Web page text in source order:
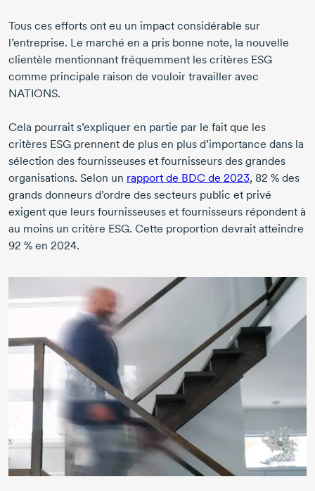
Tous ces efforts ont eu un impact considérable sur
l’entreprise. Le marché en a pris bonne note, la nouvelle
clientèle mentionnant fréquemment les critères ESG
comme principale raison de vouloir travailler avec
NATIONS.
Cela pourrait s’expliquer en partie par le fait que les
critères ESG prennent de plus en plus d’importance dans la
sélection des fournisseuses et fournisseurs des grandes
organisations. Selon un rapport de BDC de 2023, 82 % des
grands donneurs d’ordre des secteurs public et privé
exigent que leurs fournisseuses et fournisseurs répondent à
au moins un critère ESG. Cette proportion devrait atteindre
92 % en 2024.